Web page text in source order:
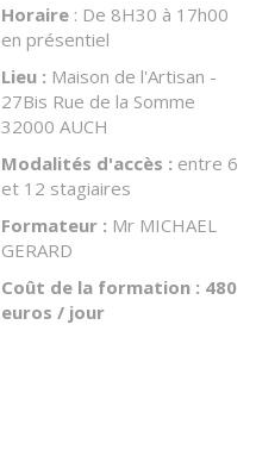
Horaire : De 8H30 à 17h00
en présentiel
Lieu : Maison de l'Artisan -
27Bis Rue de la Somme
32000 AUCH
Modalités d'accès : entre 6
et 12 stagiaires
Formateur : Mr MICHAEL
GERARD
Coût de la formation : 480
euros / jour